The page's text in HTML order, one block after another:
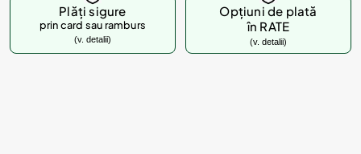
Plăți sigure
prin card sau ramburs
(v. detalii)
Opțiuni de plată
în RATE
(v. detalii)